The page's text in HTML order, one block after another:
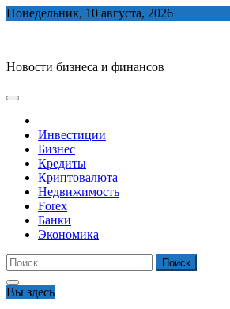
Skip
Понедельник, 10 августа, 2026
Новости бизнеса и финансов
Инвестиции
Бизнес
Кредиты
Криптовалюта
Недвижимость
Forex
Банки
Экономика
Найти:
Вы здесь